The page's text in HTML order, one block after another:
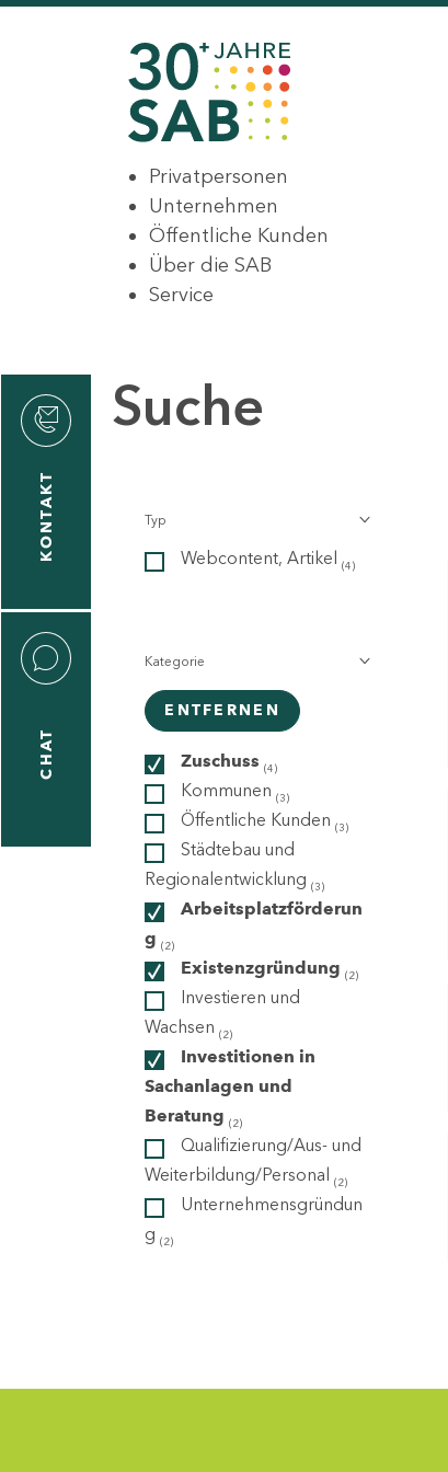
Privatpersonen
Unternehmen
Öffentliche Kunden
Über die SAB
Service
KONTAKT
CHAT
Suche
Typ
Webcontent, Artikel (4)
Kategorie
ENTFERNEN
Zuschuss (4)
Kommunen (3)
Öffentliche Kunden (3)
Städtebau und
Regionalentwicklung (3)
Arbeitsplatzförderun
g (2)
Existenzgründung (2)
Investieren und
Wachsen (2)
Investitionen in
Sachanlagen und
Beratung (2)
Qualifizierung/Aus- und
Weiterbildung/Personal (2)
Unternehmensgründun
g (2)